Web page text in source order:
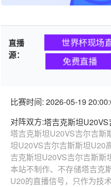
直播
源：
世界杯现场
免费直播
比赛时间: 2026-05-19
对阵双方:塔吉克斯坦
塔吉克斯坦U20VS吉尔吉斯
坦U20VS吉尔吉斯斯坦U20
吉克斯坦U20VS吉尔吉斯斯
本站不制作、不存储塔吉克
U20的直播信号，只作为技